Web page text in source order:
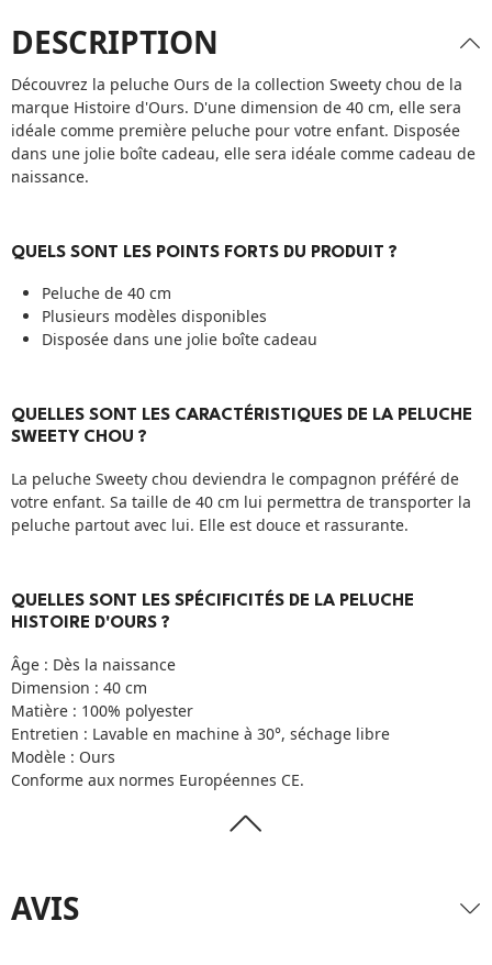
DESCRIPTION
Découvrez la peluche Ours de la collection Sweety chou de la
marque Histoire d'Ours. D'une dimension de 40 cm, elle sera
idéale comme première peluche pour votre enfant. Disposée
dans une jolie boîte cadeau, elle sera idéale comme cadeau de
naissance.
QUELS SONT LES POINTS FORTS DU PRODUIT ?
Peluche de 40 cm
Plusieurs modèles disponibles
Disposée dans une jolie boîte cadeau
QUELLES SONT LES CARACTÉRISTIQUES DE LA PELUCHE
SWEETY CHOU ?
La peluche Sweety chou deviendra le compagnon préféré de
votre enfant. Sa taille de 40 cm lui permettra de transporter la
peluche partout avec lui. Elle est douce et rassurante.
QUELLES SONT LES SPÉCIFICITÉS DE LA PELUCHE
HISTOIRE D'OURS ?
Âge : Dès la naissance
Dimension : 40 cm
Matière : 100% polyester
Entretien : Lavable en machine à 30°, séchage libre
Modèle : Ours
Conforme aux normes Européennes CE.
AVIS